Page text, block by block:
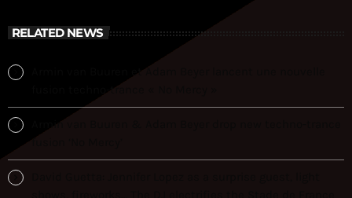
RELATED NEWS